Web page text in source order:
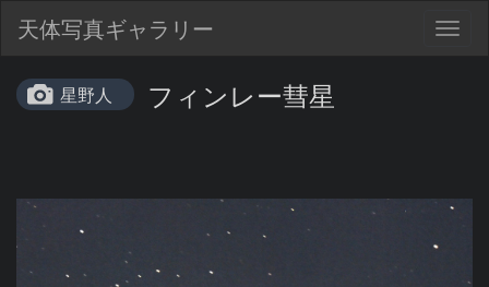
天体写真ギャラリー
星野人 フィンレー彗星